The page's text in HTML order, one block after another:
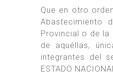
Que en otro
Abastecimiento
Provincial o de la
de aquéllas,
integrantes del
ESTADO